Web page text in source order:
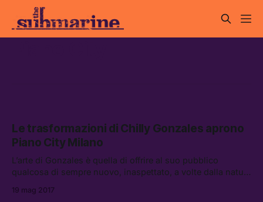
Le trasformazioni di Chilly Gonzales aprono
Piano City Milano
L’arte di Gonzales è quella di offrire al suo pubblico
qualcosa di sempre nuovo, inaspettato, a volte dalla natura
spettacolo.
19 mag 2017